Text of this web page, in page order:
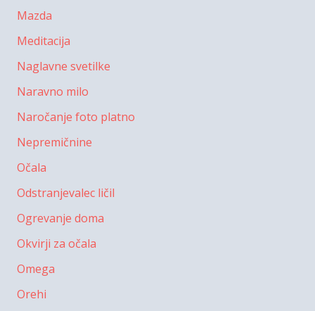
Mazda
Meditacija
Naglavne svetilke
Naravno milo
Naročanje foto platno
Nepremičnine
Očala
Odstranjevalec ličil
Ogrevanje doma
Okvirji za očala
Omega
Orehi